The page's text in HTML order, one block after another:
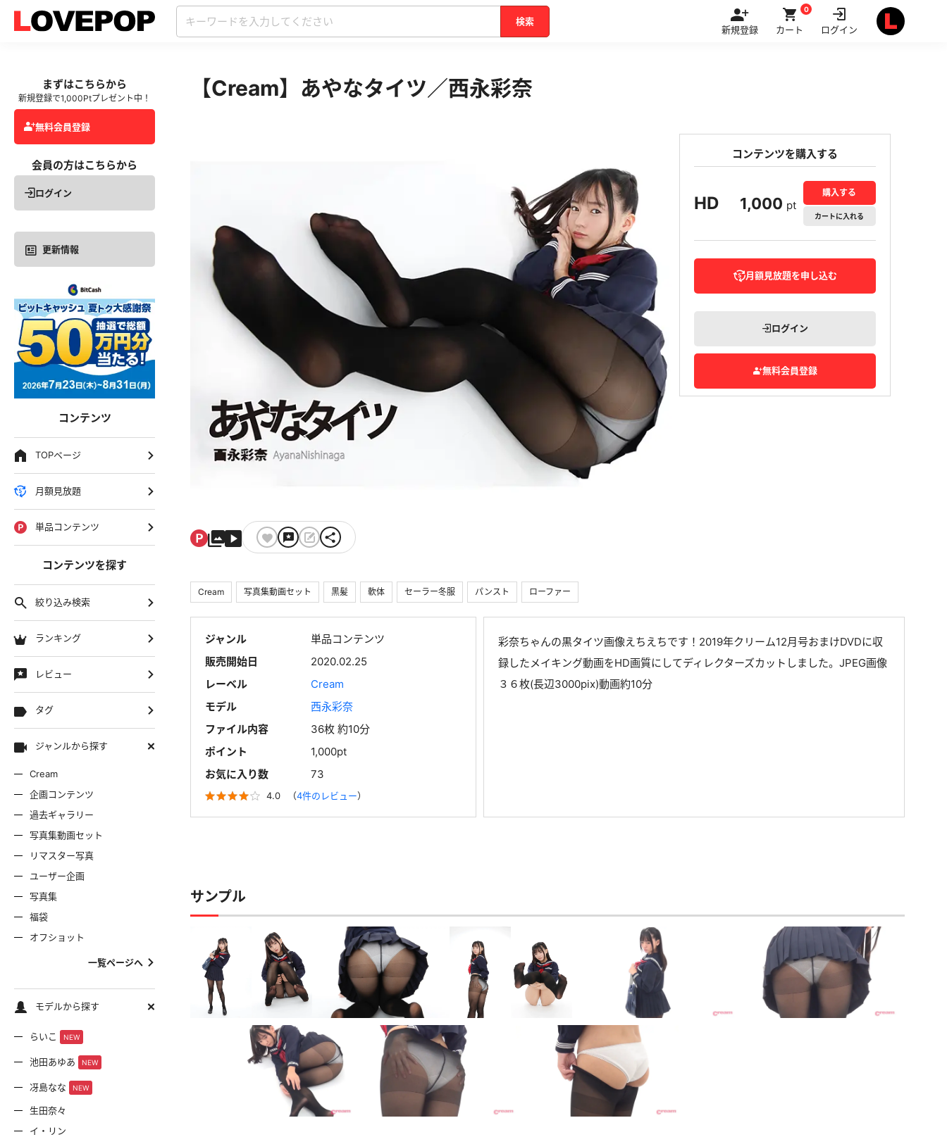
検索
新規登録 カート
0
ログイン
まずはこちらから
新規登録で1,000Ptプレゼント中！
無料会員登録
会員の方はこちらから
ログイン
更新情報
コンテンツ
TOPページ
月額見放題
単品コンテンツ
コンテンツを探す
絞り込み検索
ランキング
レビュー
タグ
ジャンルから探す
Cream
企画コンテンツ
過去ギャラリー
写真集動画セット
リマスター写真
ユーザー企画
写真集
福袋
オフショット
一覧ページへ
モデルから探す
らいこ NEW
池田あゆあ NEW
冴島なな NEW
生田奈々
イ・リン
【Cream】あやなタイツ／西永彩奈
コンテンツを購入する
HD 1,000 pt
購入する
カートに入れる
月額見放題を申し込む
ログイン
無料会員登録
Cream 写真集動画セット 黒髪 軟体 セーラー冬服 パンスト ローファー
ジャンル
単品コンテンツ
販売開始日
2020.02.25
レーベル
Cream
モデル
西永彩奈
ファイル内容
36枚 約10分
ポイント
1,000pt
お気に入り数
73
4.0 （4件のレビュー）
彩奈ちゃんの黒タイツ画像えちえちです！2019年クリーム12月号おまけDVDに収
録したメイキング動画をHD画質にしてディレクターズカットしました。JPEG画像
３６枚(長辺3000pix)動画約10分
サンプル